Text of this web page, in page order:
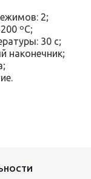
2;
ºС;
30 с;
наконечник;